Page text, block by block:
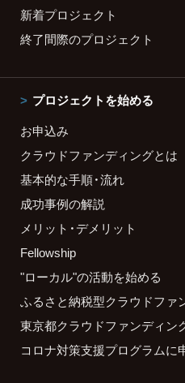
新着プロジェクト
終了間際のプロジェクト
プロジェクトを始める
お申込み
クラウドファンディングとは
基本的な手順・流れ
成功事例の解説
メリット・デメリット
Fellowship
"ローカル"の活動を始める
ふるさと納税型クラウドファ
東京都クラウドファンディン
コロナ対策支援プログラムに